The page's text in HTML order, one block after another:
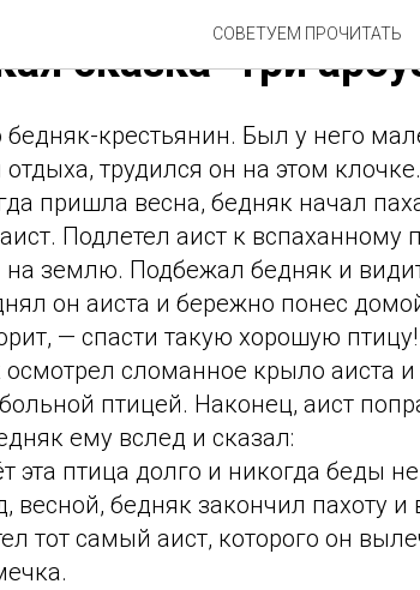
СОВЕТУЕМ ПРОЧИТАТЬ
сказка "Три
бедняк-крестьянин. Был у него
отдыха, трудился он на этом клочке.
пришла весна, бедняк начал
Подлетел аист к вспаханному
землю. Подбежал бедняк и
он аиста и бережно понес
— спасти такую хорошую птицу!
сломанное крыло аиста и
птицей. Наконец, аист
ему вслед и сказал:
эта птица долго и никогда беды не
весной, бедняк закончил пахоту
тот самый аист, которого он